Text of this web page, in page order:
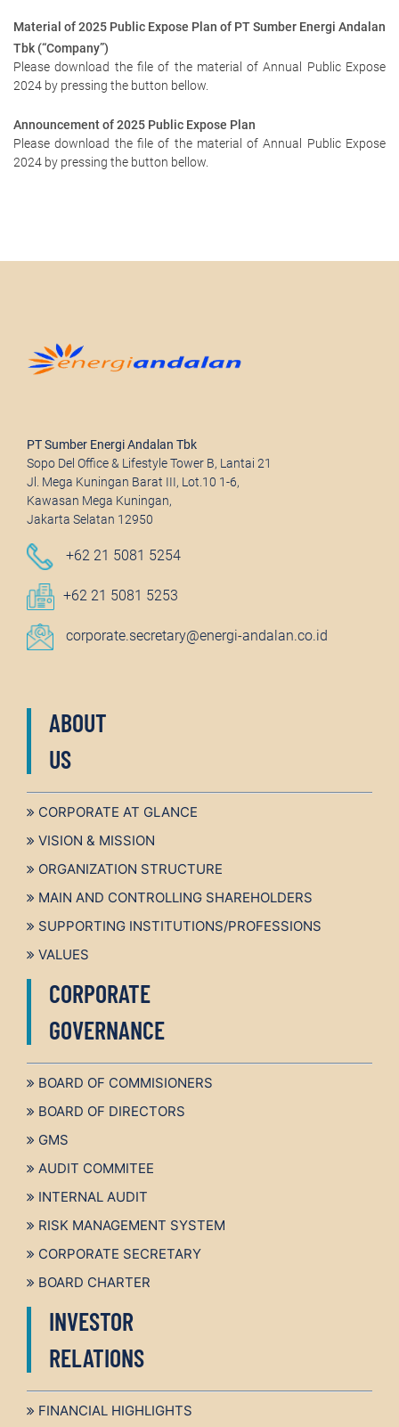
Material of 2025 Public Expose Plan of PT Sumber Energi Andalan
Tbk (“Company”)
Please download the file of the material of Annual Public Expose
2024 by pressing the button bellow.
Announcement of 2025 Public Expose Plan
Please download the file of the material of Annual Public Expose
2024 by pressing the button bellow.
PT Sumber Energi Andalan Tbk
Sopo Del Office & Lifestyle Tower B, Lantai 21
Jl. Mega Kuningan Barat III, Lot.10 1-6,
Kawasan Mega Kuningan,
Jakarta Selatan 12950
+62 21 5081 5254
+62 21 5081 5253
corporate.secretary@energi-andalan.co.id
ABOUT
US
CORPORATE AT GLANCE
VISION & MISSION
ORGANIZATION STRUCTURE
MAIN AND CONTROLLING SHAREHOLDERS
SUPPORTING INSTITUTIONS/PROFESSIONS
VALUES
CORPORATE
GOVERNANCE
BOARD OF COMMISIONERS
BOARD OF DIRECTORS
GMS
AUDIT COMMITEE
INTERNAL AUDIT
RISK MANAGEMENT SYSTEM
CORPORATE SECRETARY
BOARD CHARTER
INVESTOR
RELATIONS
FINANCIAL HIGHLIGHTS